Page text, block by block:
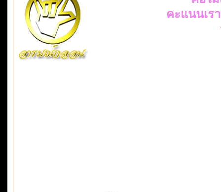
คะแนนเร